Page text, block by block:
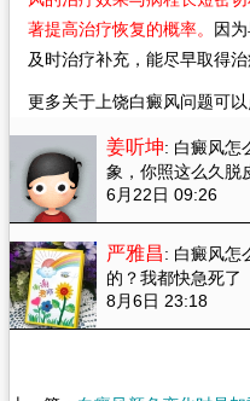
著提高治疗恢复的概率。 因
及时治疗补充，能尽早取得治
更多关于上饶白癜风问题可以
姜听坤: 白癜风怎
象，你照这么久脱
6月22日 09:26
严雅昌: 白癜风怎
的？我都快急死了
8月6日 23:18